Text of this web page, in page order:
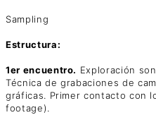
Sampling
Estructura:
1er encuentro. Exploración
Técnica de grabaciones de
gráficas. Primer contacto con
footage).